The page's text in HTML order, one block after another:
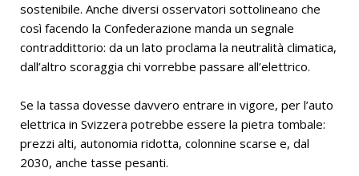
sostenibile. Anche diversi osservatori sottolineano che
così facendo la Confederazione manda un segnale
contraddittorio: da un lato proclama la neutralità climatica,
dall’altro scoraggia chi vorrebbe passare all’elettrico.
Se la tassa dovesse davvero entrare in vigore, per l’auto
elettrica in Svizzera potrebbe essere la pietra tombale:
prezzi alti, autonomia ridotta, colonnine scarse e, dal
2030, anche tasse pesanti.